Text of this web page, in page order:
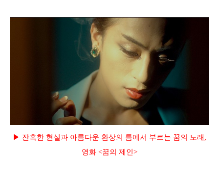
▶ 잔혹한 현실과 아름다운 환상의 틈에서 부르는 꿈의 노래,
영화 <꿈의 제인>